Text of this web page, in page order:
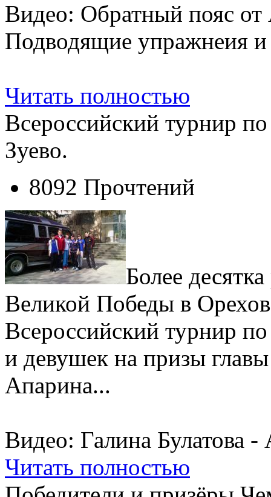
Видео: Обратный пояс от
Подводящие упражнеия и
Читать полностью
Всероссийский турнир
Зуево.
8092 Прочтений
Более
Великой Победы в
Всероссийский турнир
и девушек на призы
Апарина...
Видео: Галина Булатова
Читать полностью